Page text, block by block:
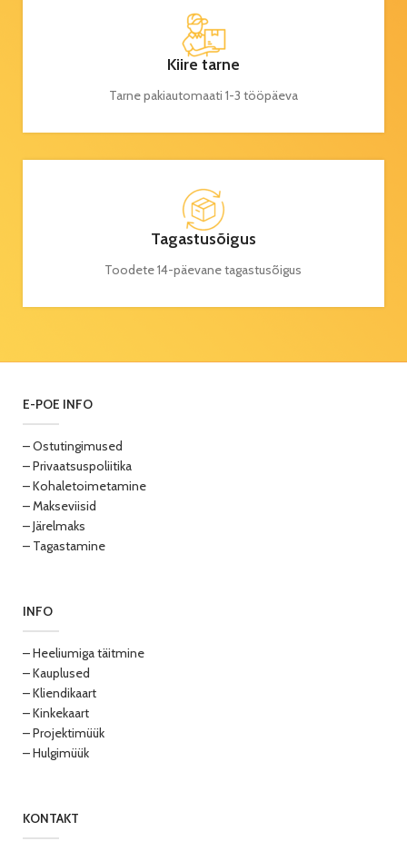
Kiire tarne
Tarne pakiautomaati 1-3 tööpäeva
Tagastusõigus
Toodete 14-päevane tagastusõigus
E-POE INFO
– Ostutingimused
– Privaatsuspoliitika
– Kohaletoimetamine
– Makseviisid
– Järelmaks
– Tagastamine
INFO
– Heeliumiga täitmine
– Kauplused
– Kliendikaart
– Kinkekaart
– Projektimüük
– Hulgimüük
KONTAKT